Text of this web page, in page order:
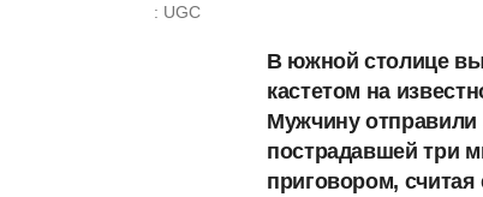
: UGC
В южной столице
кастетом на
Мужчину отправили
пострадавшей три
приговором,